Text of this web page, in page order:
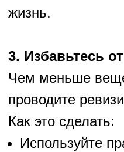
жизнь.
3. Избавьтесь
Чем меньше
проводите
Как это сделать:
Используйте